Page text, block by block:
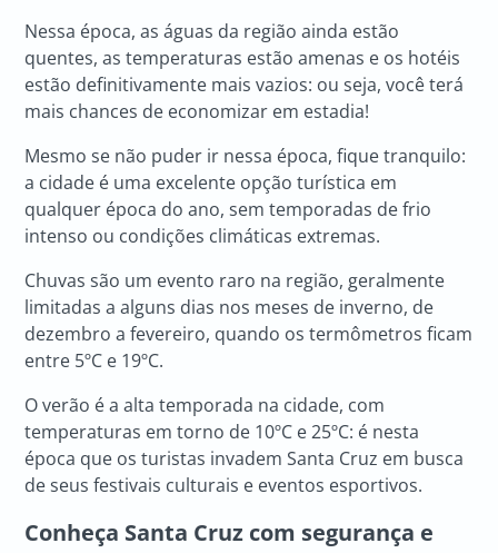
Nessa época, as águas da região ainda estão
quentes, as temperaturas estão amenas e os hotéis
estão definitivamente mais vazios: ou seja, você terá
mais chances de economizar em estadia!
Mesmo se não puder ir nessa época, fique tranquilo:
a cidade é uma excelente opção turística em
qualquer época do ano, sem temporadas de frio
intenso ou condições climáticas extremas.
Chuvas são um evento raro na região, geralmente
limitadas a alguns dias nos meses de inverno, de
dezembro a fevereiro, quando os termômetros ficam
entre 5ºC e 19ºC.
O verão é a alta temporada na cidade, com
temperaturas em torno de 10ºC e 25ºC: é nesta
época que os turistas invadem Santa Cruz em busca
de seus festivais culturais e eventos esportivos.
Conheça Santa Cruz com segurança e